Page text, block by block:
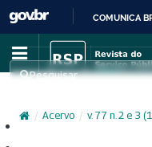
COMUNICA
Pesquisar
/ Acervo / v. 77 n. 2 e 3